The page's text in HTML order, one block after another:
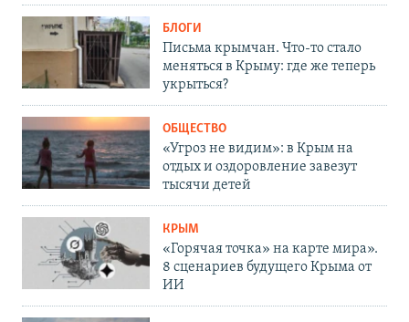
БЛОГИ
Письма крымчан. Что-то стало
меняться в Крыму: где же теперь
укрыться?
ОБЩЕСТВО
«Угроз не видим»: в Крым на
отдых и оздоровление завезут
тысячи детей
КРЫМ
«Горячая точка» на карте мира».
8 сценариев будущего Крыма от
ИИ